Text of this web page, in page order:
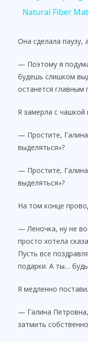
Natural Fiber
Она сделала паузу,
— Поэтому я
будешь слишком
останется главным
Я замерла с чашкой
— Простите,
выделяться»?
— Простите,
выделяться»?
На том конце
— Леночка, ну не
просто хотела
Пусть все
подарки. А ты…
Я медленно
— Галина
затмить